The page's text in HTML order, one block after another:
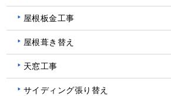
屋根板金工事
屋根葺き替え
天窓工事
サイディング張り替え